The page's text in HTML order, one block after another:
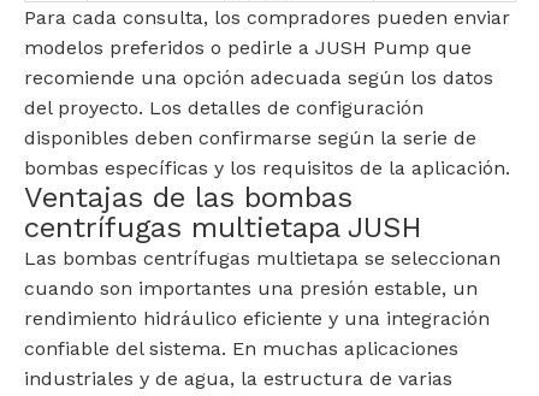
Para cada consulta, los compradores pueden enviar
modelos preferidos o pedirle a JUSH Pump que
recomiende una opción adecuada según los datos
del proyecto. Los detalles de configuración
disponibles deben confirmarse según la serie de
bombas específicas y los requisitos de la aplicación.
Ventajas de las bombas
centrífugas multietapa JUSH
Las bombas centrífugas multietapa se seleccionan
cuando son importantes una presión estable, un
rendimiento hidráulico eficiente y una integración
confiable del sistema. En muchas aplicaciones
industriales y de agua, la estructura de varias